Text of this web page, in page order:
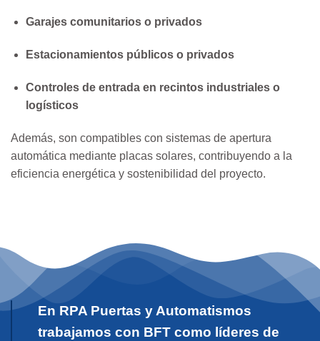
Garajes comunitarios o privados
Estacionamientos públicos o privados
Controles de entrada en recintos industriales o
logísticos
Además, son compatibles con sistemas de apertura
automática mediante placas solares, contribuyendo a la
eficiencia energética y sostenibilidad del proyecto.
En RPA Puertas y Automatismos
trabajamos con BFT como líderes de